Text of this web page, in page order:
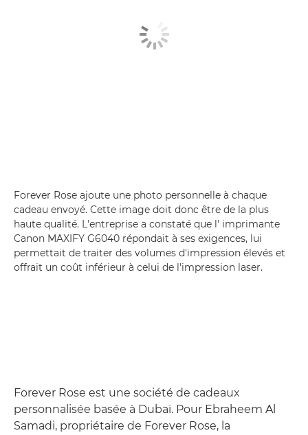
Forever Rose ajoute une photo personnelle à chaque
cadeau envoyé. Cette image doit donc être de la plus
haute qualité. L'entreprise a constaté que l' imprimante
Canon MAXIFY G6040 répondait à ses exigences, lui
permettait de traiter des volumes d'impression élevés et
offrait un coût inférieur à celui de l'impression laser.
Forever Rose est une société de cadeaux
personnalisée basée à Dubaï. Pour Ebraheem Al
Samadi, propriétaire de Forever Rose, la